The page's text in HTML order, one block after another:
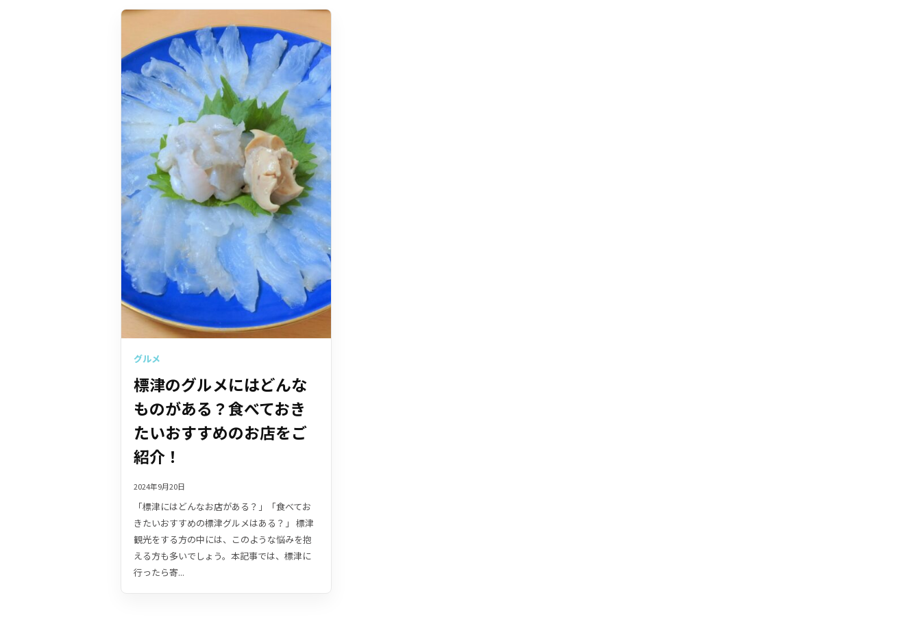
グルメ
標津のグルメにはどんな
ものがある？食べておき
たいおすすめのお店をご
紹介！
2024年9月20日
「標津にはどんなお店がある？」「食べてお
きたいおすすめの標津グルメはある？」 標津
観光をする方の中には、このような悩みを抱
える方も多いでしょう。本記事では、標津に
行ったら寄...